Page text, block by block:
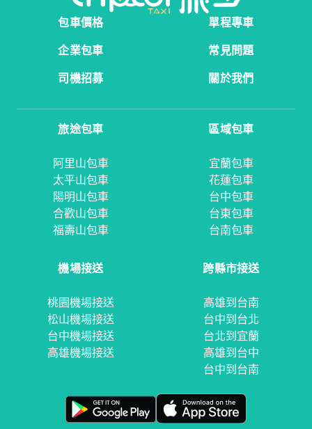
包車價格
單程專車
企業包車
常見問題
司機招募
關於我們
旅途包車
阿里山包車
太平山包車
陽明山包車
合歡山包車
福壽山包車
區域包車
宜蘭包車
花蓮包車
台中包車
台東包車
台南包車
機場接送
桃園機場接送
松山機場接送
台中機場接送
高雄機場接送
跨縣市接送
高雄到台南
台中到台北
台北到宜蘭
高雄到台中
台中到台南